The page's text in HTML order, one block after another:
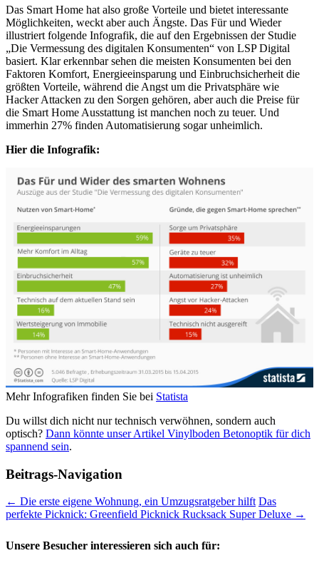
Das Smart Home hat also große Vorteile und bietet interessante
Möglichkeiten, weckt aber auch Ängste. Das Für und Wieder
illustriert folgende Infografik, die auf den Ergebnissen der Studie
„Die Vermessung des digitalen Konsumenten“ von LSP Digital
basiert. Klar erkennbar sehen die meisten Konsumenten bei den
Faktoren Komfort, Energieeinsparung und Einbruchsicherheit die
größten Vorteile, während die Angst um die Privatsphäre wie
Hacker Attacken zu den Sorgen gehören, aber auch die Preise für
die Smart Home Ausstattung ist manchen noch zu teuer. Und
immerhin 27% finden Automatisierung sogar unheimlich.
Hier die Infografik:
Mehr Infografiken finden Sie bei Statista
Du willst dich nicht nur technisch verwöhnen, sondern auch
optisch? Dann könnte unser Artikel Vinylboden Betonoptik für dich
spannend sein.
Beitrags-Navigation
← Die erste eigene Wohnung, ein Umzugsratgeber hilft Das
perfekte Picknick: Greenfield Picknick Rucksack Super Deluxe →
Unsere Besucher interessieren sich auch für: